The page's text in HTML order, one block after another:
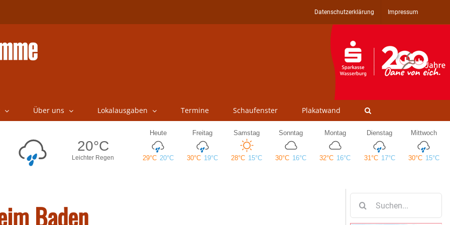
Datenschutzerklärung Impressum
Über uns Lokalausgaben Termine Schaufenster Plakatwand
Baden
nach: